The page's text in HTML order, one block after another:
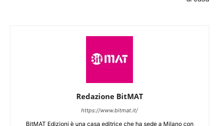
Redazione BitMAT
https://www.bitmat.it/
BitMAT Edizioni è una casa editrice che ha sede a Milano con